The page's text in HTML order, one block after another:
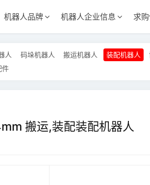
机器人品牌 机器人企业信息 求
人 码垛机器人 搬运机器人 装配机器人
件
搬运,装配装配机器人